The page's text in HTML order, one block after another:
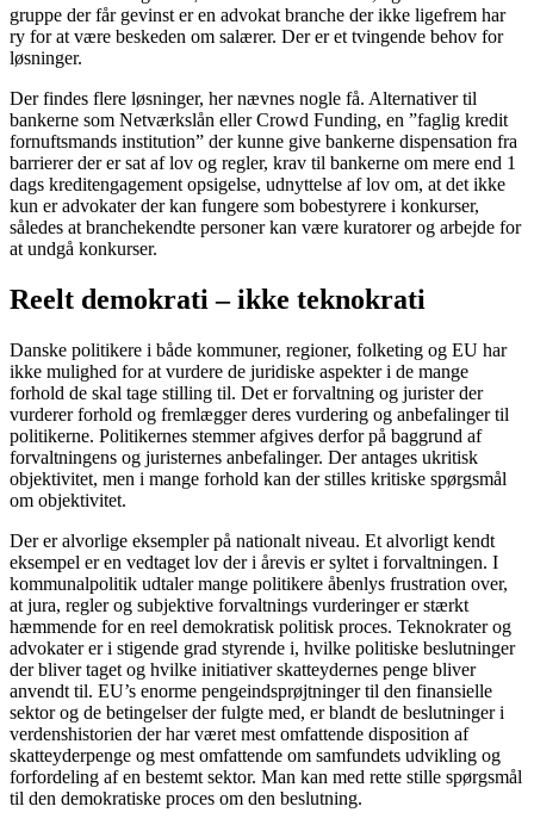
gruppe der får gevinst er en advokat branche der ikke ligefrem har
ry for at være beskeden om salærer. Der er et tvingende behov for
løsninger.
Der findes flere løsninger, her nævnes nogle få. Alternativer til
bankerne som Netværkslån eller Crowd Funding, en ”faglig kredit
fornuftsmands institution” der kunne give bankerne dispensation fra
barrierer der er sat af lov og regler, krav til bankerne om mere end 1
dags kreditengagement opsigelse, udnyttelse af lov om, at det ikke
kun er advokater der kan fungere som bobestyrere i konkurser,
således at branchekendte personer kan være kuratorer og arbejde for
at undgå konkurser.
Reelt demokrati – ikke teknokrati
Danske politikere i både kommuner, regioner, folketing og EU har
ikke mulighed for at vurdere de juridiske aspekter i de mange
forhold de skal tage stilling til. Det er forvaltning og jurister der
vurderer forhold og fremlægger deres vurdering og anbefalinger til
politikerne. Politikernes stemmer afgives derfor på baggrund af
forvaltningens og juristernes anbefalinger. Der antages ukritisk
objektivitet, men i mange forhold kan der stilles kritiske spørgsmål
om objektivitet.
Der er alvorlige eksempler på nationalt niveau. Et alvorligt kendt
eksempel er en vedtaget lov der i årevis er syltet i forvaltningen. I
kommunalpolitik udtaler mange politikere åbenlys frustration over,
at jura, regler og subjektive forvaltnings vurderinger er stærkt
hæmmende for en reel demokratisk politisk proces. Teknokrater og
advokater er i stigende grad styrende i, hvilke politiske beslutninger
der bliver taget og hvilke initiativer skatteydernes penge bliver
anvendt til. EU’s enorme pengeindsprøjtninger til den finansielle
sektor og de betingelser der fulgte med, er blandt de beslutninger i
verdenshistorien der har været mest omfattende disposition af
skatteyderpenge og mest omfattende om samfundets udvikling og
forfordeling af en bestemt sektor. Man kan med rette stille spørgsmål
til den demokratiske proces om den beslutning.